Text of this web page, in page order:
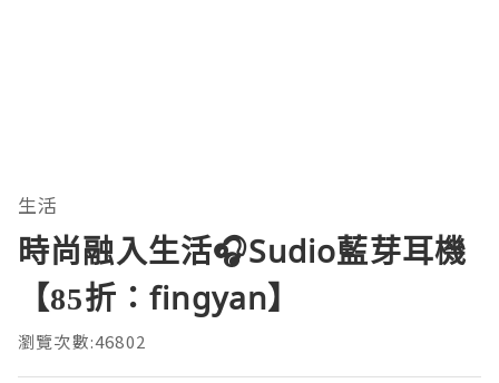
生活
時尚融入生活🎧Sudio藍芽耳機
【85折：fingyan】
瀏覽次數:46802